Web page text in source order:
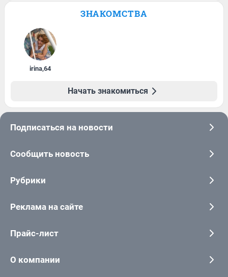
ЗНАКОМСТВА
irina,64
Начать знакомиться
Подписаться на новости
Сообщить новость
Рубрики
Реклама на сайте
Прайс-лист
О компании